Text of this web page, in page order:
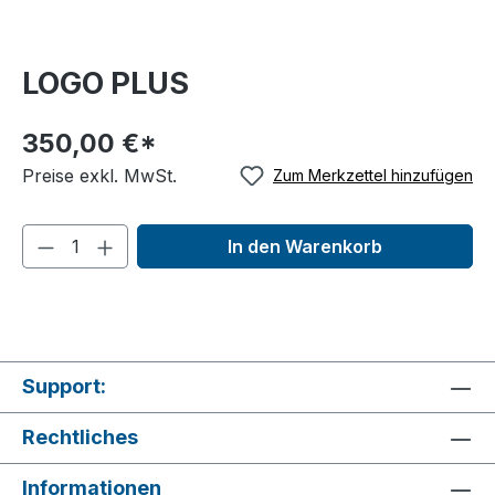
LOGO PLUS
350,00 €*
Preise exkl. MwSt. Zum Merkzettel hinzufügen
In den Warenkorb
Support:
Rechtliches
Informationen